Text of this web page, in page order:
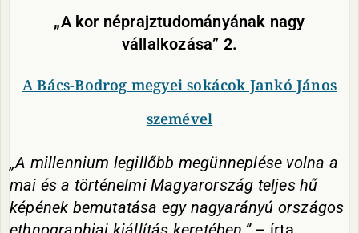
„A kor néprajztudományának nagy
vállalkozása” 2.
A Bács-Bodrog megyei sokácok Jankó János
szemével
„A millennium legillőbb megünneplése volna a
mai és a történelmi Magyarország teljes hű
képének bemutatása egy nagyarányú országos